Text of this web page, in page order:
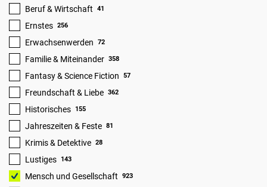
Beruf & Wirtschaft 41
Ernstes 256
Erwachsenwerden 72
Familie & Miteinander 358
Fantasy & Science Fiction 57
Freundschaft & Liebe 362
Historisches 155
Jahreszeiten & Feste 81
Krimis & Detektive 28
Lustiges 143
Mensch und Gesellschaft 923